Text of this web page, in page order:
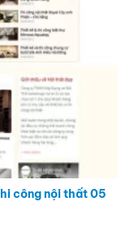
công nội thất 05